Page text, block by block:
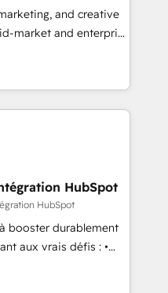
HubSpot • Track
entire buyer journey
that attract
led
and creative
market and enterprise
that turn
Named
Year in 2024,
in the ecosystem,
that speaks for itself.
model, delivering
in the UK, USA,
Singapore, and
employees.
HubSpot
HubSpot
booster durablement
aux vrais défis : •
outils (ERP,